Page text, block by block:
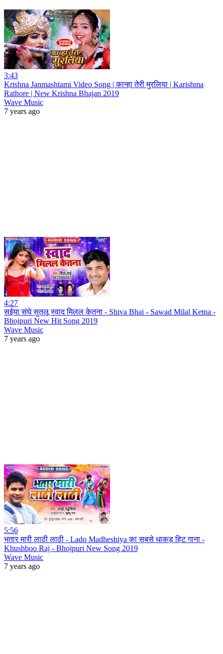
3:43
Krishna Janmashtami Video Song | कान्हा तेरी मुरलिया | Karishma
Rathore | New Krishna Bhajan 2019
Wave Music
7 years ago
4:27
सईया संघे सुतलू स्वाद मिलल केतना - Shiva Bhai - Sawad Milal Ketna -
Bhojpuri New Hit Song 2019
Wave Music
7 years ago
5:56
भतार मारी लाठी लाठी - Lado Madheshiya का सबसे धाकड़ हिट गाना -
Khushboo Raj - Bhojpuri New Song 2019
Wave Music
7 years ago